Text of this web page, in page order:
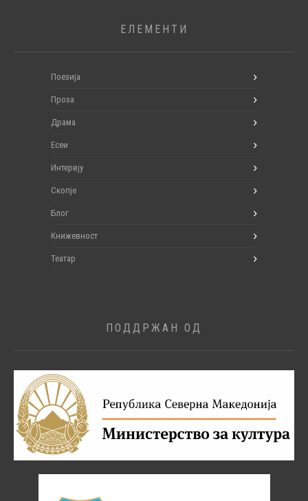
ЕЛЕМЕНТИ
Поезија
Проза
Драма
Есеи
Интервју
Скопје
Блог
Книжевност
Театар
ПОДДРЖАН ОД